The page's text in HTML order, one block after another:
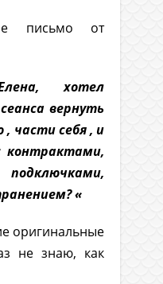
письмо от
хотел
вернуть
части себя , и
«
оригинальные
не знаю, как